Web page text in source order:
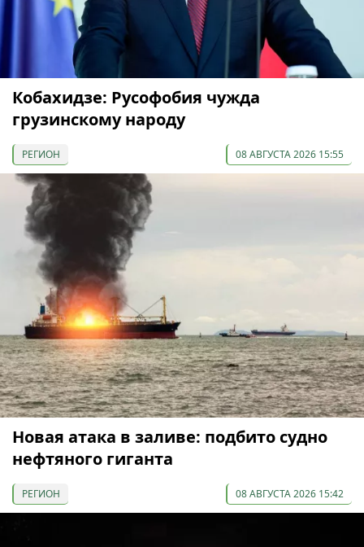
Кобахидзе: Русофобия чужда
грузинскому народу
РЕГИОН 08 АВГУСТА 2026 15:55
Новая атака в заливе: подбито судно
нефтяного гиганта
РЕГИОН 08 АВГУСТА 2026 15:42